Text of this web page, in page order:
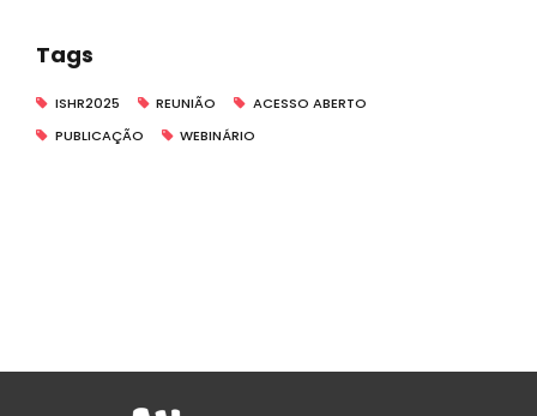
Tags
ISHR2025 REUNIÃO
ACESSO ABERTO
PUBLICAÇÃO
WEBINÁRIO